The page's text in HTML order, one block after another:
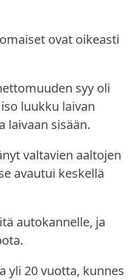
ovat oikeasti
syy oli
luukku laivan
laivaan sisään.
valtavien aaltojen
avautui keskellä
autokannelle, ja
yli 20 vuotta, kunnes